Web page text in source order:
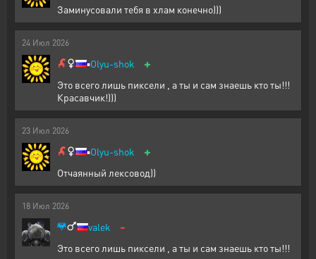
Заминусовали тебя в хлам конечно)))
24 Июл 2026
▪️Olyu-shok +
Это всего лишь пиксели , а ты и сам знаешь кто ты!!!
Красавчик!)))
23 Июл 2026
▪️Olyu-shok +
Отчаянный лексовод))
18 Июл 2026
valek -
Это всего лишь пиксели , а ты и сам знаешь кто ты!!!